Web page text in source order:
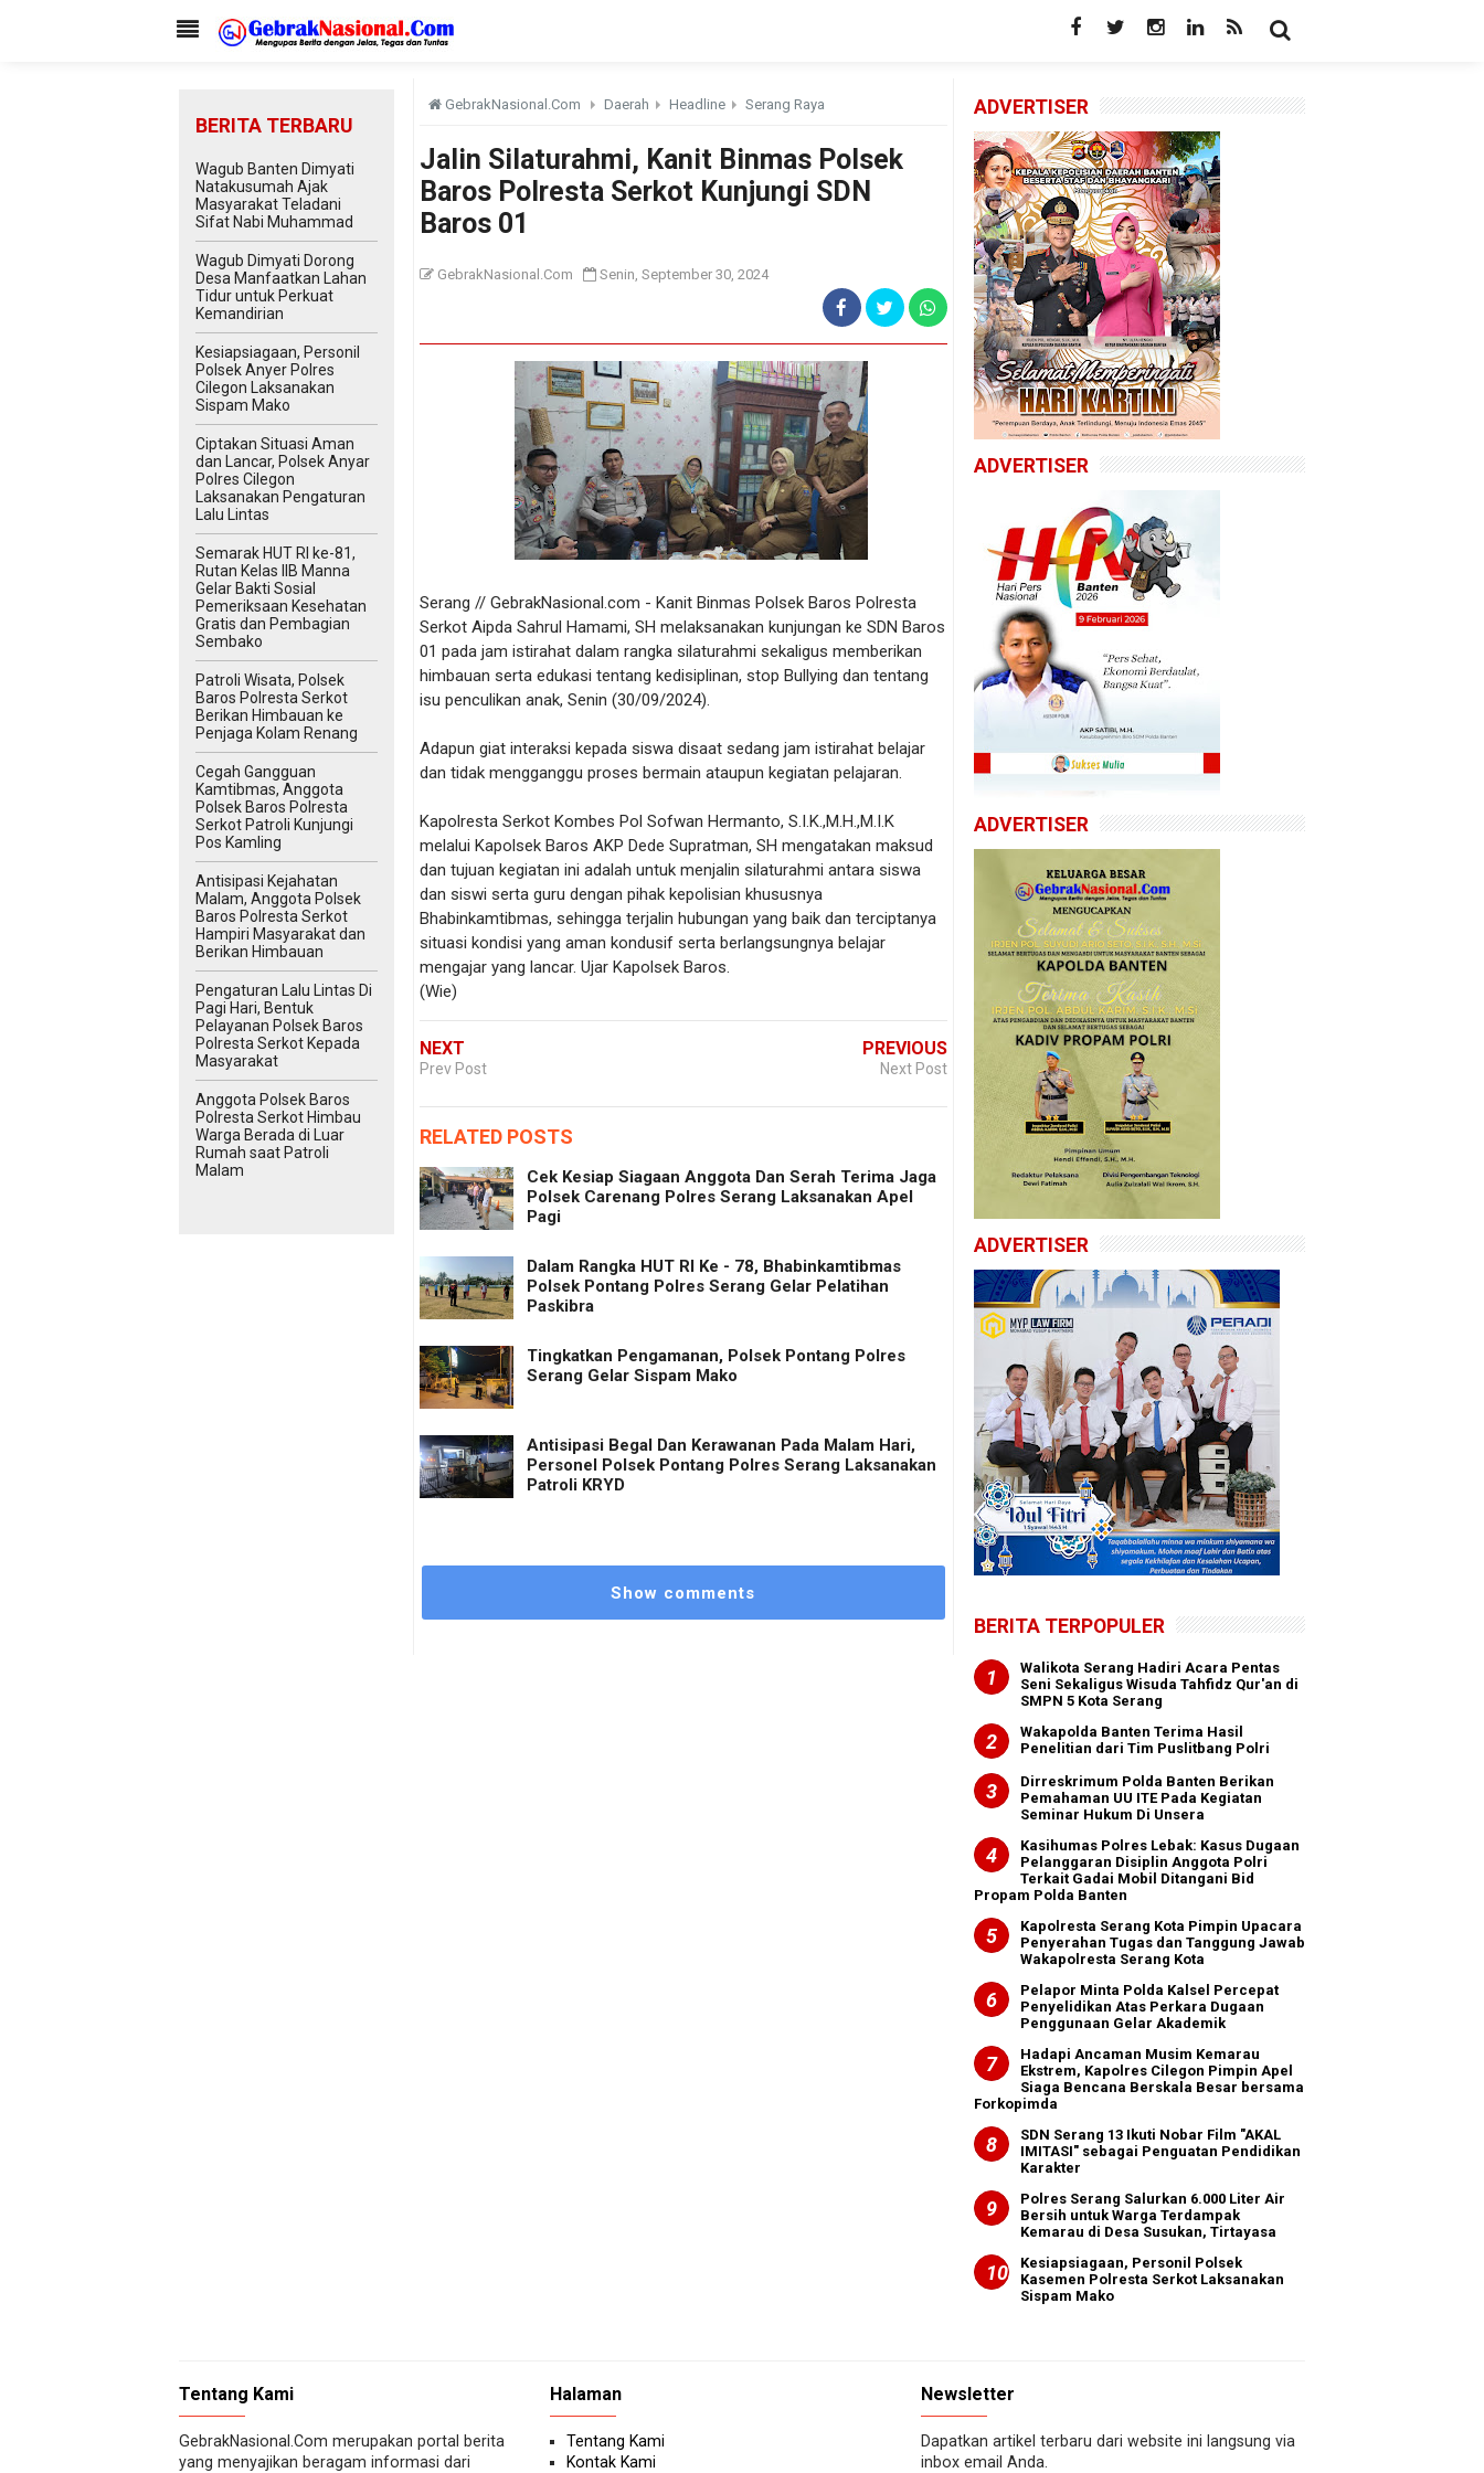
GebrakNasional.Com Daerah Headline Serang Raya
Jalin Silaturahmi, Kanit Binmas Polsek
Baros Polresta Serkot Kunjungi SDN
Baros 01
GebrakNasional.Com Senin, September 30, 2024
Serang // GebrakNasional.com - Kanit Binmas Polsek Baros Polresta
Serkot Aipda Sahrul Hamami, SH melaksanakan kunjungan ke SDN Baros
01 pada jam istirahat dalam rangka silaturahmi sekaligus memberikan
himbauan serta edukasi tentang kedisiplinan, stop Bullying dan tentang
isu penculikan anak, Senin (30/09/2024).
Adapun giat interaksi kepada siswa disaat sedang jam istirahat belajar
dan tidak mengganggu proses bermain ataupun kegiatan pelajaran.
Kapolresta Serkot Kombes Pol Sofwan Hermanto, S.I.K.,M.H.,M.I.K
melalui Kapolsek Baros AKP Dede Supratman, SH mengatakan maksud
dan tujuan kegiatan ini adalah untuk menjalin silaturahmi antara siswa
dan siswi serta guru dengan pihak kepolisian khususnya
Bhabinkamtibmas, sehingga terjalin hubungan yang baik dan terciptanya
situasi kondisi yang aman kondusif serta berlangsungnya belajar
mengajar yang lancar. Ujar Kapolsek Baros.
(Wie)
NEXT
Prev Post
PREVIOUS
Next Post
RELATED POSTS
Cek Kesiap Siagaan Anggota Dan Serah Terima Jaga
Polsek Carenang Polres Serang Laksanakan Apel
Pagi
Dalam Rangka HUT RI Ke - 78, Bhabinkamtibmas
Polsek Pontang Polres Serang Gelar Pelatihan
Paskibra
Tingkatkan Pengamanan, Polsek Pontang Polres
Serang Gelar Sispam Mako
Antisipasi Begal Dan Kerawanan Pada Malam Hari,
Personel Polsek Pontang Polres Serang Laksanakan
Patroli KRYD
Show comments
BERITA TERBARU
Wagub Banten Dimyati
Natakusumah Ajak
Masyarakat Teladani
Sifat Nabi Muhammad
Wagub Dimyati Dorong
Desa Manfaatkan Lahan
Tidur untuk Perkuat
Kemandirian
Kesiapsiagaan, Personil
Polsek Anyer Polres
Cilegon Laksanakan
Sispam Mako
Ciptakan Situasi Aman
dan Lancar, Polsek Anyar
Polres Cilegon
Laksanakan Pengaturan
Lalu Lintas
Semarak HUT RI ke-81,
Rutan Kelas IIB Manna
Gelar Bakti Sosial
Pemeriksaan Kesehatan
Gratis dan Pembagian
Sembako
Patroli Wisata, Polsek
Baros Polresta Serkot
Berikan Himbauan ke
Penjaga Kolam Renang
Cegah Gangguan
Kamtibmas, Anggota
Polsek Baros Polresta
Serkot Patroli Kunjungi
Pos Kamling
Antisipasi Kejahatan
Malam, Anggota Polsek
Baros Polresta Serkot
Hampiri Masyarakat dan
Berikan Himbauan
Pengaturan Lalu Lintas Di
Pagi Hari, Bentuk
Pelayanan Polsek Baros
Polresta Serkot Kepada
Masyarakat
Anggota Polsek Baros
Polresta Serkot Himbau
Warga Berada di Luar
Rumah saat Patroli
Malam
ADVERTISER
ADVERTISER
ADVERTISER
ADVERTISER
BERITA TERPOPULER
Walikota Serang Hadiri Acara Pentas
Seni Sekaligus Wisuda Tahfidz Qur'an di
SMPN 5 Kota Serang
Wakapolda Banten Terima Hasil
Penelitian dari Tim Puslitbang Polri
Dirreskrimum Polda Banten Berikan
Pemahaman UU ITE Pada Kegiatan
Seminar Hukum Di Unsera
Kasihumas Polres Lebak: Kasus Dugaan
Pelanggaran Disiplin Anggota Polri
Terkait Gadai Mobil Ditangani Bid
Propam Polda Banten
Kapolresta Serang Kota Pimpin Upacara
Penyerahan Tugas dan Tanggung Jawab
Wakapolresta Serang Kota
Pelapor Minta Polda Kalsel Percepat
Penyelidikan Atas Perkara Dugaan
Penggunaan Gelar Akademik
Hadapi Ancaman Musim Kemarau
Ekstrem, Kapolres Cilegon Pimpin Apel
Siaga Bencana Berskala Besar bersama
Forkopimda
SDN Serang 13 Ikuti Nobar Film "AKAL
IMITASI" sebagai Penguatan Pendidikan
Karakter
Polres Serang Salurkan 6.000 Liter Air
Bersih untuk Warga Terdampak
Kemarau di Desa Susukan, Tirtayasa
Kesiapsiagaan, Personil Polsek
Kasemen Polresta Serkot Laksanakan
Sispam Mako
Tentang Kami
GebrakNasional.Com merupakan portal berita
yang menyajikan beragam informasi dari
Halaman
Tentang Kami
Kontak Kami
Newsletter
Dapatkan artikel terbaru dari website ini langsung via
inbox email Anda.